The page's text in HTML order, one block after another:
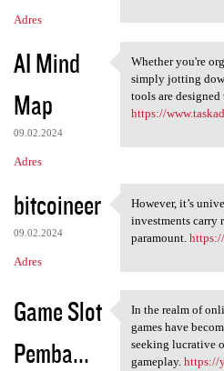
Adres
AI Mind
Map
09.02.2024
Adres
Whether
Whether you're
simply jotting
tools are
https://
bitcoineer
09.02.2024
Adres
However, it’s
However, it’s
investments carry
paramount.
Game Slot
Pemba...
In the realm of
In the realm of
games have
seeking lucrative
gameplay. https://